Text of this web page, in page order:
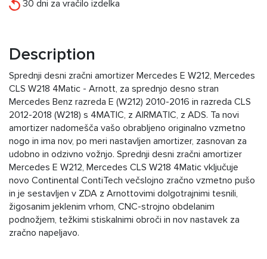
30 dni za vračilo izdelka
Description
Sprednji desni zračni amortizer Mercedes E W212, Mercedes
CLS W218 4Matic - Arnott, za sprednjo desno stran
Mercedes Benz razreda E (W212) 2010-2016 in razreda CLS
2012-2018 (W218) s 4MATIC, z AIRMATIC, z ADS. Ta novi
amortizer nadomešča vašo obrabljeno originalno vzmetno
nogo in ima nov, po meri nastavljen amortizer, zasnovan za
udobno in odzivno vožnjo. Sprednji desni zračni amortizer
Mercedes E W212, Mercedes CLS W218 4Matic vključuje
novo Continental ContiTech večslojno zračno vzmetno pušo
in je sestavljen v ZDA z Arnottovimi dolgotrajnimi tesnili,
žigosanim jeklenim vrhom, CNC-strojno obdelanim
podnožjem, težkimi stiskalnimi obroči in nov nastavek za
zračno napeljavo.